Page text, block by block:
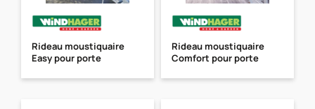
Rideau moustiquaire
Easy pour porte
Rideau moustiquaire
Comfort pour porte